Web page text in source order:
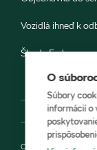
Vozidlá ihneď k
Škoda E-shop
Ochrana osobných
O
Súbory
informácií o